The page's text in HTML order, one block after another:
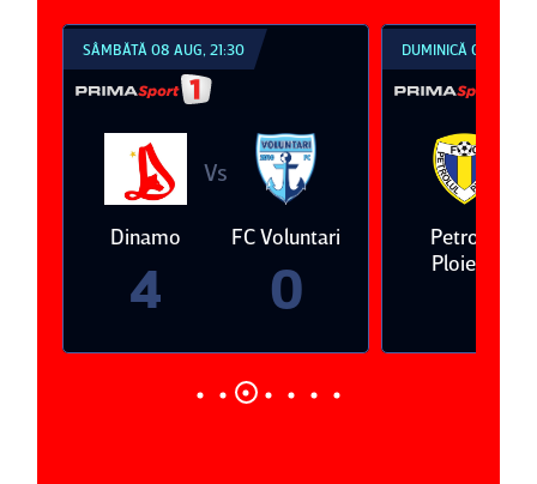
SÂMBĂTĂ 08 AUG, 21:30
Dinamo
4
Vs
FC Voluntari
0
DUMINICĂ 09 AUG,
Petrolul
Ploieşti